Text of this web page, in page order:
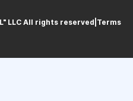
All rights reservedㅤ|ㅤ Terms